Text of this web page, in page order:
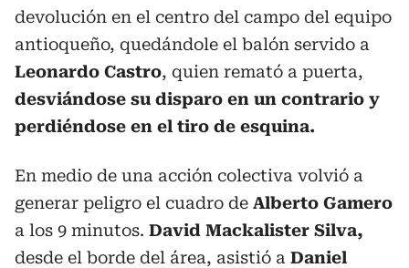
devolución en el centro del campo del equipo
antioqueño, quedándole el balón servido a
Leonardo Castro, quien remató a puerta,
desviándose su disparo en un contrario y
perdiéndose en el tiro de esquina.
En medio de una acción colectiva volvió a
generar peligro el cuadro de Alberto Gamero
a los 9 minutos. David Mackalister Silva,
desde el borde del área, asistió a Daniel